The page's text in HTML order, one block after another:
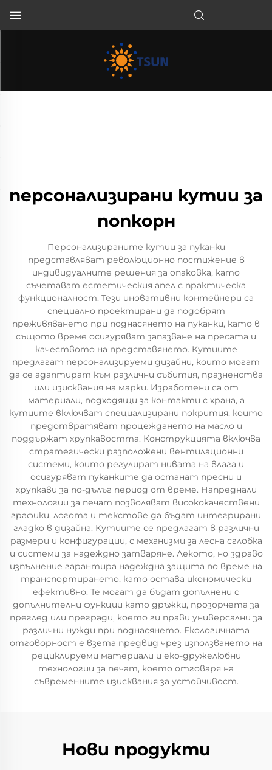
персонализирани кутии за
попкорн
Персонализираните кутии за пуканки
представляват революционно постижение в
индивидуалните решения за опаковка, като
съчетават естетическия апел с практическа
функционалност. Тези иновативни контейнери са
специално проектирани да подобрят
преживяването при поднасянето на пуканки, като в
същото време осигуряват запазване на пресата и
качеството на представянето. Кутиите
предлагат персонализируеми дизайни, които могат
да се адаптират към различни събития, празненства
или изисквания на марки. Изработени са от
материали, подходящи за контакти с храна, а
кутиите включват специализирани покрития, които
предотвратяват процеждането на масло и
поддържат хрупкавостта. Конструкцията включва
стратегически разположени вентилационни
системи, които регулират нивата на влага и
осигуряват пуканките да останат пресни и
хрупкави за по-дълъг период от време. Напреднали
технологии за печат позволяват висококачествени
графики, логота и текстове да бъдат интегрирани
гладко в дизайна. Кутиите се предлагат в различни
размери и конфигурации, с механизми за лесна сглобка
и системи за надеждно затваряне. Лекото, но здраво
изпълнение гарантира надеждна защита по време на
транспортирането, като остава икономически
ефективно. Те могат да бъдат допълнени с
допълнителни функции като дръжки, прозорчета за
преглед или прегради, което ги прави универсални за
различни нужди при поднасянето. Екологичната
отговорност е взета предвид чрез използването на
рециклируеми материали и еко-дружелюбни
технологии за печат, което отговаря на
съвременните изисквания за устойчивост.
Нови продукти